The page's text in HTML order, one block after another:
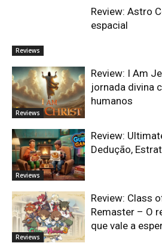
Reviews
Review: Astro
espacial
Reviews
Review: I Am
jornada divina
humanos
Reviews
Review:
Dedução,
Reviews
Review: Class
Remaster – O
que vale a